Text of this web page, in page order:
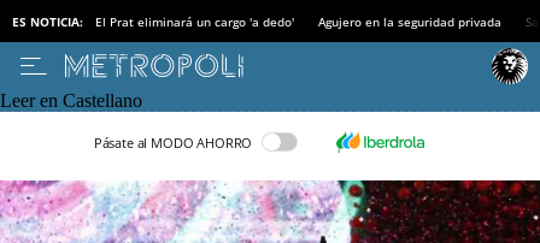
ES NOTICIA: El Prat eliminará un cargo 'a dedo' Agujero en la seguridad privada
Leer en Castellano
Pásate al MODO AHORRO